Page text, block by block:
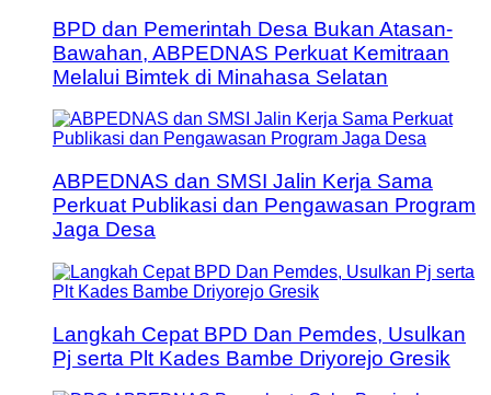
BPD dan Pemerintah Desa Bukan Atasan-
Bawahan, ABPEDNAS Perkuat Kemitraan
Melalui Bimtek di Minahasa Selatan
ABPEDNAS dan SMSI Jalin Kerja Sama
Perkuat Publikasi dan Pengawasan Program
Jaga Desa
Langkah Cepat BPD Dan Pemdes, Usulkan
Pj serta Plt Kades Bambe Driyorejo Gresik